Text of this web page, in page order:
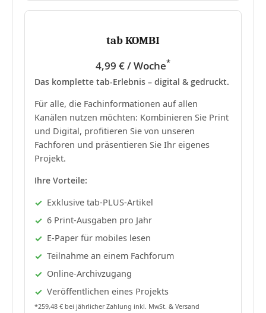
tab KOMBI
4,99 € / Woche*
Das komplette tab-Erlebnis – digital & gedruckt.
Für alle, die Fachinformationen auf allen
Kanälen nutzen möchten: Kombinieren Sie Print
und Digital, profitieren Sie von unseren
Fachforen und präsentieren Sie Ihr eigenes
Projekt.
Ihre Vorteile:
Exklusive tab-PLUS-Artikel
6 Print-Ausgaben pro Jahr
E-Paper für mobiles lesen
Teilnahme an einem Fachforum
Online-Archivzugang
Veröffentlichen eines Projekts
*259,48 € bei jährlicher Zahlung inkl. MwSt. & Versand